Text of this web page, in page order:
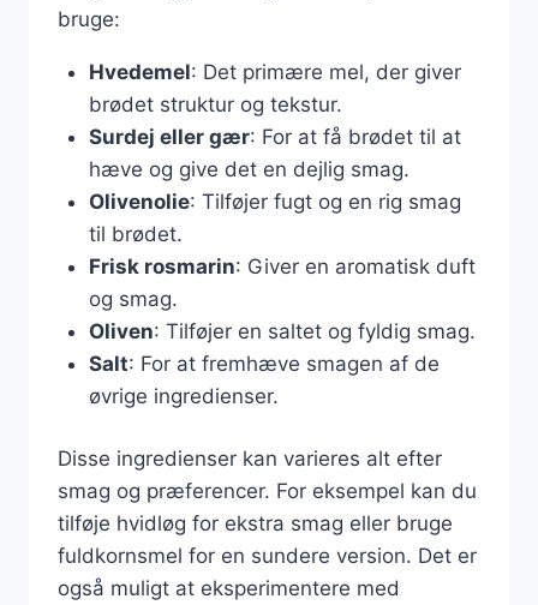
bruge:
Hvedemel: Det primære mel, der giver
brødet struktur og tekstur.
Surdej eller gær: For at få brødet til at
hæve og give det en dejlig smag.
Olivenolie: Tilføjer fugt og en rig smag
til brødet.
Frisk rosmarin: Giver en aromatisk duft
og smag.
Oliven: Tilføjer en saltet og fyldig smag.
Salt: For at fremhæve smagen af de
øvrige ingredienser.
Disse ingredienser kan varieres alt efter
smag og præferencer. For eksempel kan du
tilføje hvidløg for ekstra smag eller bruge
fuldkornsmel for en sundere version. Det er
også muligt at eksperimentere med